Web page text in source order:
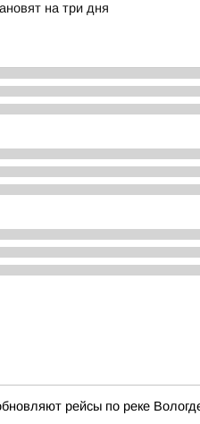
на три дня
рейсы по реке